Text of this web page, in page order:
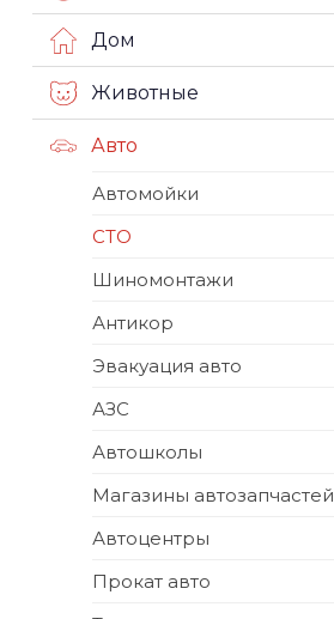
Дом
Животные
Авто
Автомойки
СТО
Шиномонтажи
Антикор
Эвакуация авто
АЗС
Автошколы
Магазины автозапчастей
Автоцентры
Прокат авто